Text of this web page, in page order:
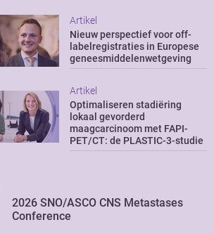
Artikel
Nieuw perspectief voor off-
labelregistraties in Europese
geneesmiddelenwetgeving
Artikel
Optimaliseren stadiëring
lokaal gevorderd
maagcarcinoom met FAPI-
PET/CT: de PLASTIC-3-studie
2026 SNO/ASCO CNS Metastases
Conference